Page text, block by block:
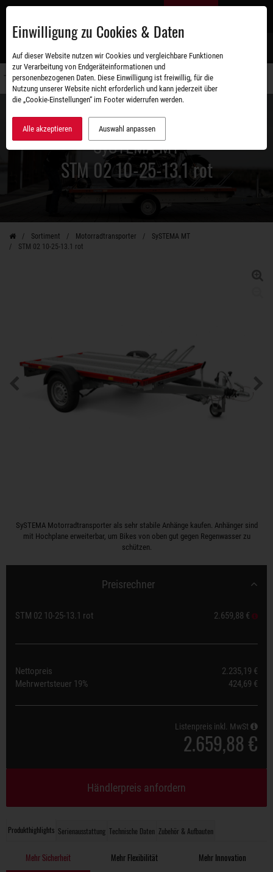
Zum
SySTEMA MT
STM 02 10-25-13.1 rot
Sortiment Motorradtransporter
SySTEMA MT
STM 02 10-25-13.1 rot
SySTEMA Motorradtransporter als sehr stabile Anhänge kaufen. Anhänger sind
mit Hochplane erweiterbar, um Bikes von oben gut gegen Regenwasser zu
schützen.
Produkthighlights Serienausstattung Technische Daten Zubehör & Aufbauten
Mehr Sicherheit Mehr Flexibilität Mehr Innovation
Preisrechner
STM 02 10-25-13.1 rot 2.659,88 €
Nettopreis
2.235,19 €
Mehrwertsteuer 19% 424,69 €
Listenpreis inkl. MwSt
2.659,88 €
Händlerpreis anfordern
Einwilligung zu Cookies & Daten
Auf dieser Website nutzen wir Cookies und vergleichbare Funktionen
zur Verarbeitung von Endgeräteinformationen und
personenbezogenen Daten. Diese Einwilligung ist freiwillig, für die
Nutzung unserer Website nicht erforderlich und kann jederzeit über
die „Cookie-Einstellungen“ im Footer widerrufen werden.
Alle akzeptieren Auswahl anpassen